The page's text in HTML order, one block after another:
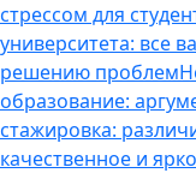
стрессом для
университета: все
решению проблем
образование:
стажировка:
качественное и